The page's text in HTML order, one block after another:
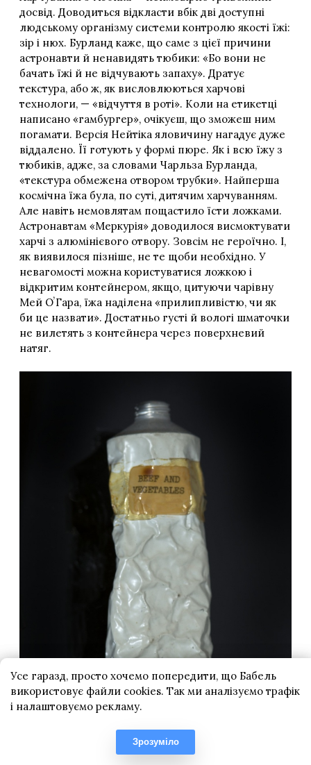
Усе гаразд, просто хочемо попередити, що Бабель
використовує файли cookies. Так ми аналізуємо трафік
і налаштовуємо рекламу.
Зрозуміло